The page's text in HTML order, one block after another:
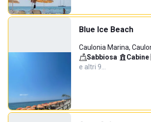
Blue Ice Beach
Caulonia Marina,
Sabbiosa· Cabine·
e altri 9…